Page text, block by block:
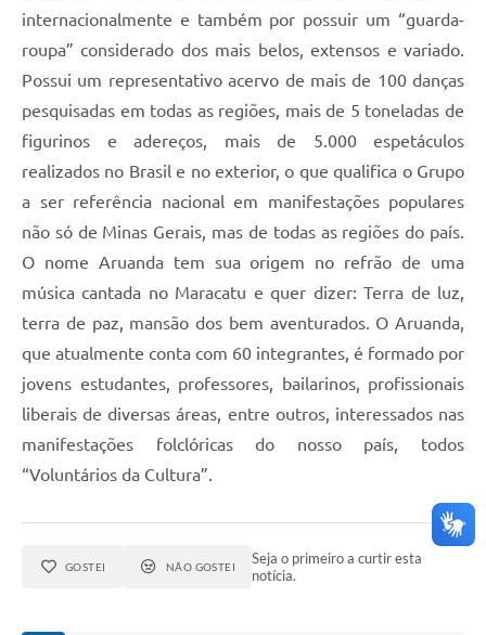
internacionalmente e também por possuir um “guarda-
roupa” considerado dos mais belos, extensos e variado.
Possui um representativo acervo de mais de 100 danças
pesquisadas em todas as regiões, mais de 5 toneladas de
figurinos e adereços, mais de 5.000 espetáculos
realizados no Brasil e no exterior, o que qualifica o Grupo
a ser referência nacional em manifestações populares
não só de Minas Gerais, mas de todas as regiões do país.
O nome Aruanda tem sua origem no refrão de uma
música cantada no Maracatu e quer dizer: Terra de luz,
terra de paz, mansão dos bem aventurados. O Aruanda,
que atualmente conta com 60 integrantes, é formado por
jovens estudantes, professores, bailarinos, profissionais
liberais de diversas áreas, entre outros, interessados nas
manifestações folclóricas do nosso país, todos
“Voluntários da Cultura”.
GOSTEI NÃO GOSTEI
Seja o primeiro a curtir esta
notícia.